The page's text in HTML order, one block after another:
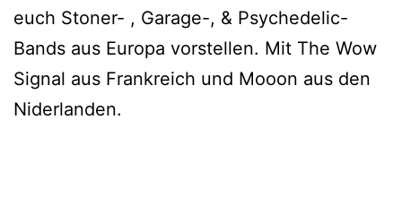
euch Stoner- , Garage-, & Psychedelic-
Bands aus Europa vorstellen. Mit The Wow
Signal aus Frankreich und Mooon aus den
Niderlanden.